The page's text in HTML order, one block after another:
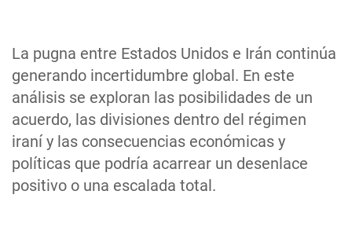
La pugna entre Estados Unidos e Irán continúa
generando incertidumbre global. En este
análisis se exploran las posibilidades de un
acuerdo, las divisiones dentro del régimen
iraní y las consecuencias económicas y
políticas que podría acarrear un desenlace
positivo o una escalada total.